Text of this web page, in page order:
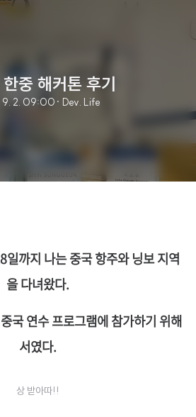
중 해커톤 후기
9. 2. 09:00 · Dev. Life
까지 나는 중국 항주와 닝보 지역
을 다녀왔다.
국 연수 프로그램에 참가하기 위해
서였다.
상 받아따!!